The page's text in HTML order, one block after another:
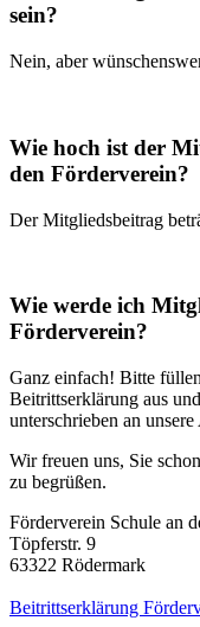
sein?
Nein, aber
Wie hoch ist der
den Förderverein?
Der Mitgliedsbeitrag
Wie werde ich
Förderverein?
Ganz einfach! Bitte
Beitrittserklärung aus
unterschrieben an unsere
Wir freuen uns, Sie
zu begrüßen.
Förderverein Schule an
Töpferstr. 9
63322 Rödermark
Beitrittserklärung